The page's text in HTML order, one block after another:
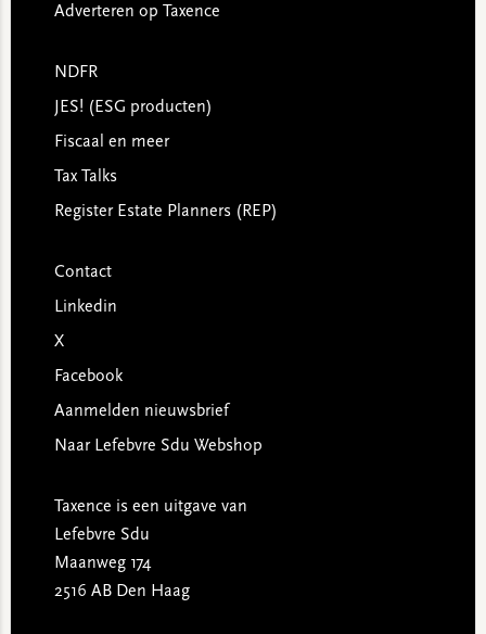
Adverteren op Taxence
NDFR
JES! (ESG producten)
Fiscaal en meer
Tax Talks
Register Estate Planners (REP)
Contact
Linkedin
X
Facebook
Aanmelden nieuwsbrief
Naar Lefebvre Sdu Webshop
Taxence is een uitgave van
Lefebvre Sdu
Maanweg 174
2516 AB Den Haag